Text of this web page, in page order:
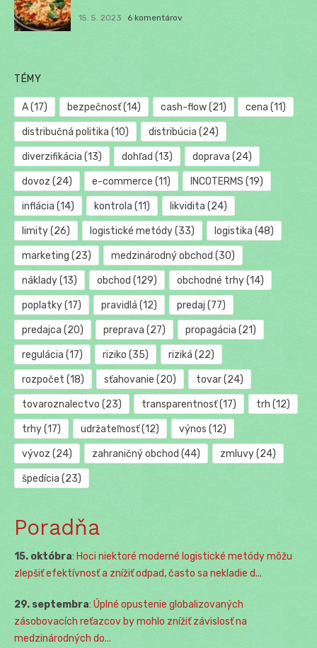
15. 5. 2023 6 komentárov
TÉMY
A(17) bezpečnosť(14) cash-flow(21) cena (11)
distribučná politika (10) distribúcia (24)
diverzifikácia (13) dohľad (13) doprava (24)
dovoz (24) e-commerce (11) INCOTERMS (19)
inflácia (14) kontrola (11) likvidita (24)
limity(26) logistické metódy(33) logistika (48)
marketing (23) medzinárodný obchod (30)
náklady(13) obchod (129) obchodné trhy(14)
poplatky(17) pravidlá (12) predaj (77)
predajca (20) preprava (27) propagácia (21)
regulácia (17) riziko (35) riziká (22)
rozpočet (18) sťahovanie (20) tovar(24)
tovaroznalectvo (23) transparentnosť(17) trh (12)
trhy(17) udržateľnosť(12) výnos (12)
vývoz (24) zahraničný obchod (44) zmluvy(24)
špedícia (23)
Poradňa
15. októbra: Hoci niektoré moderné logistické metódy môžu
zlepšiť efektívnosť a znížiť odpad, často sa nekladie d...
29. septembra: Úplné opustenie globalizovaných
zásobovacích reťazcov by mohlo znížiť závislosť na
medzinárodných do...